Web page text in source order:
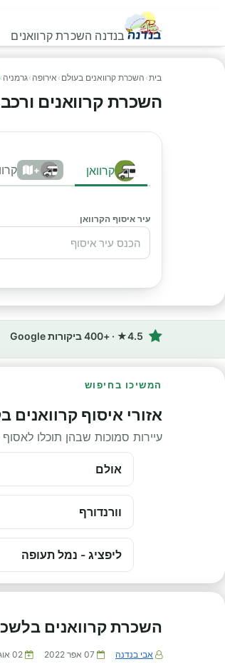
בנדנה השכרת קרוואנים
בית› השכרת קרוואנים בעולם › אירופה ›גרמניה ›
השכרת קרוואנים
קרוואן +
עיר איסוף הקרוואן
4.5★ · +400 ביקורות Google
המשיכו בחיפוש
אזורי איסוף
עיירות סמוכות שבהן תוכלו לאסוף
אולם
וורנדורף
ליפציג - נמל תעופה
השכרת קרוואנים
אבי בנדנה 07 אפר 2022 02 אוג 2026